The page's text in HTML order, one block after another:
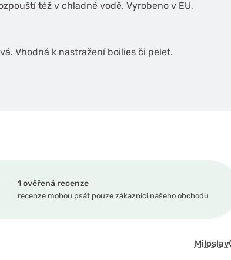
též v chladné vodě. Vyrobeno v EU,
Vhodná k nastražení boilies či pelet.
1 ověřená recenze
recenze mohou psát pouze zákazníci našeho obchodu
Miloslav